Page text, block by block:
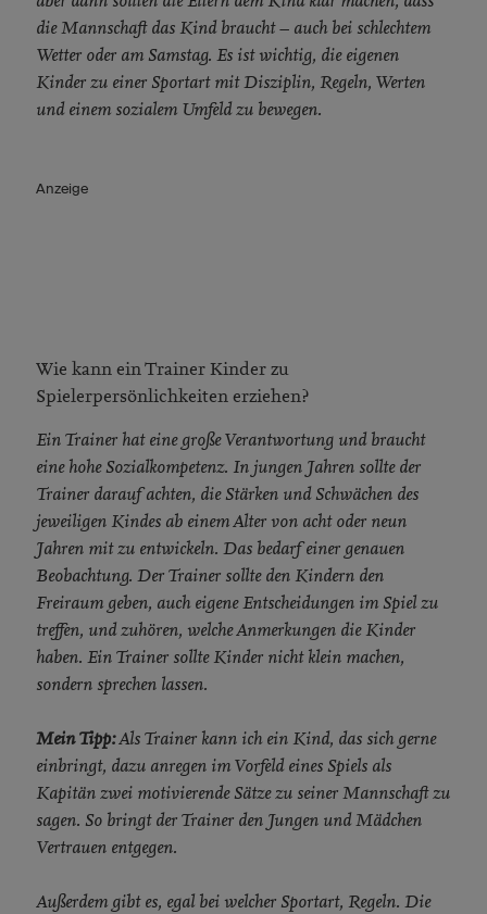
die Mannschaft das Kind braucht – auch bei schlechtem
Wetter oder am Samstag. Es ist wichtig, die eigenen
Kinder zu einer Sportart mit Disziplin, Regeln, Werten
und einem sozialem Umfeld zu bewegen.
Anzeige
Wie kann ein Trainer Kinder zu
Spielerpersönlichkeiten erziehen?
Ein Trainer hat eine große Verantwortung und braucht
eine hohe Sozialkompetenz. In jungen Jahren sollte der
Trainer darauf achten, die Stärken und Schwächen des
jeweiligen Kindes ab einem Alter von acht oder neun
Jahren mit zu entwickeln. Das bedarf einer genauen
Beobachtung. Der Trainer sollte den Kindern den
Freiraum geben, auch eigene Entscheidungen im Spiel zu
treffen, und zuhören, welche Anmerkungen die Kinder
haben. Ein Trainer sollte Kinder nicht klein machen,
sondern sprechen lassen.
Mein Tipp:Als Trainer kann ich ein Kind, das sich gerne
einbringt, dazu anregen im Vorfeld eines Spiels als
Kapitän zwei motivierende Sätze zu seiner Mannschaft zu
sagen. So bringt der Trainer den Jungen und Mädchen
Vertrauen entgegen.
Außerdem gibt es, egal bei welcher Sportart, Regeln. Die